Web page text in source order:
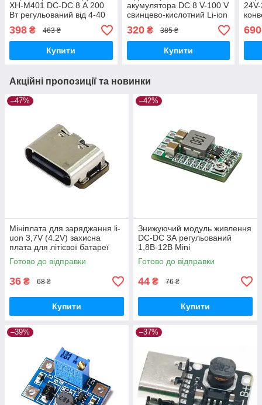
ХН-M401 DC-DC 8 А 200
Вт регульований від 4-40
V до 1,25-36V
398 ₴ 463 ₴
Купити
акумулятора DC 8 V-100 V
свинцево-кислотний Li-ion
LiFePO4 вольтметр 12 V
24 V 48 V 72 V
320₴ 385 ₴
Купити
V
690
Акційні пропозиції та новинки
–47%
Мініплата для заряджання li-
uon 3,7V (4.2V) захисна
плата для літієвої батареї
інтерфейсType-C
Готово до відправки
36 ₴ 68 ₴
Купити
–42%
Знижуючий модуль живлення
DC-DC 3А регульований
1,8В-12В Mini
Готово до відправки
44 ₴ 76 ₴
Купити
–39% –37%